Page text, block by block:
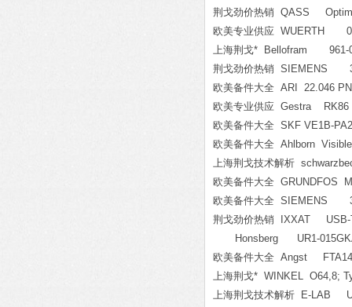
荆戈劲价热销 QASS
欧美专业供应 WUERTH
上海荆戈* Bellofram 961-
荆戈劲价热销 SIEMENS
欧美备件大全 ARI 22.046
欧美专业供应 Gestra RK86
欧美备件大全 SKF VE1B-
欧美备件大全 Ahlborn
上海荆戈技术解析
欧美备件大全 GRUNDFOS
欧美备件大全 SIEMENS
荆戈劲价热销 IXXAT USB-
Honsberg UR1-015GKA-
欧美备件大全 Angst
上海荆戈* WINKEL O64,8;
上海荆戈技术解析 E-LAB